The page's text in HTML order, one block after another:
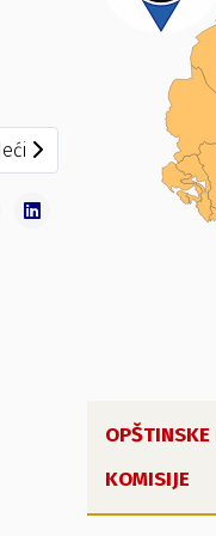
članak: Zaključci o
OPŠTINSKE
KOMISIJE